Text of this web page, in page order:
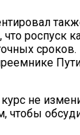
роспуск
не
чтобы